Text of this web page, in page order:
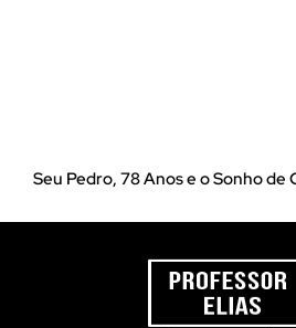
Seu Pedro, 78 Anos e o Sonho de